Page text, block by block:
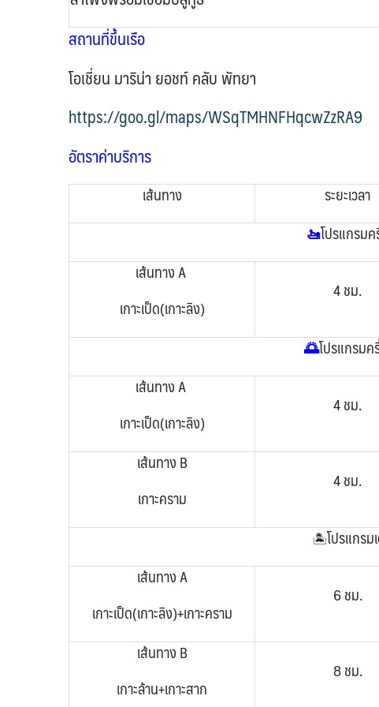
สถานที่ขึ้นเรือ
โอเชี่ยน มาริน่า ยอชท์ คลับ พัทยา
https://goo.gl/maps/WSqTMHNFHqcwZzRA9
อัตราค่าบริการ
เส้นทาง ระยะเวลา
🚤โปรแกรม
เส้นทาง A
เกาะเป็ด(เกาะลิง)
4 ชม.
🌅โปรแกรม
เส้นทาง A
เกาะเป็ด(เกาะลิง)
4 ชม.
เส้นทาง B
เกาะคราม
4 ชม.
🏝️โปรแกร
เส้นทาง A
เกาะเป็ด(เกาะลิง)+เกาะคราม
6 ชม.
เส้นทาง B
เกาะล้าน+เกาะสาก
8 ชม.